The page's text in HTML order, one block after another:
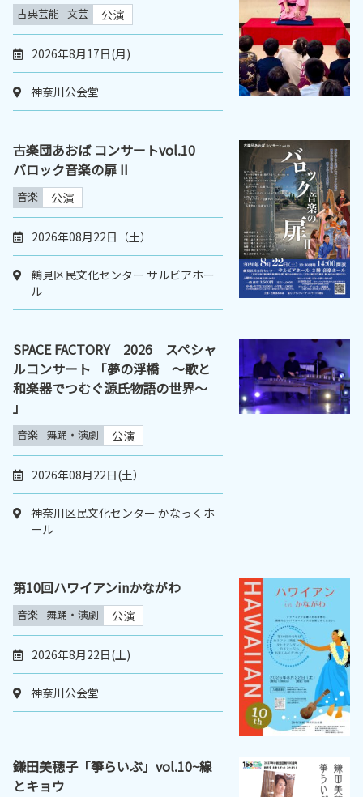
古典芸能 文芸 公演
2026年8月17日(月)
神奈川公会堂
古楽団あおば コンサートvol.10
バロック音楽の扉 II
音楽 公演
2026年08月22日（土）
鶴見区民文化センター サルビアホー
ル
SPACE FACTORY 2026 スペシャ
ルコンサート 「夢の浮橋 ～歌と
和楽器でつむぐ源氏物語の世界～
」
音楽 舞踊・演劇 公演
2026年08月22日(土）
神奈川区民文化センター かなっくホ
ール
第10回ハワイアンinかながわ
音楽 舞踊・演劇 公演
2026年8月22日(土)
神奈川公会堂
鎌田美穂子「箏らいぶ」vol.10~線
とキョウ